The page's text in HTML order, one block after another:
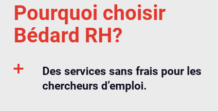
Pourquoi choisir
Bédard RH?
Des services sans frais pour les
chercheurs d’emploi.